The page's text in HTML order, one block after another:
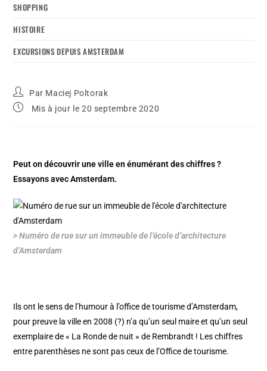
SHOPPING
HISTOIRE
EXCURSIONS DEPUIS AMSTERDAM
Par Maciej Poltorak
Mis à jour le 20 septembre 2020
Peut on découvrir une ville en énumérant des chiffres ?
Essayons avec Amsterdam.
> Numéro de rue sur un immeuble de l’école d’architecture
d’Amsterdam
Ils ont le sens de l’humour à l’office de tourisme d’Amsterdam,
pour preuve la ville en 2008 (?) n’a qu’un seul maire et qu’un seul
exemplaire de « La Ronde de nuit » de Rembrandt ! Les chiffres
entre parenthèses ne sont pas ceux de l’Office de tourisme.